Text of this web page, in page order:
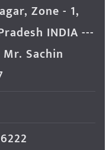
Zone - 1,
INDIA ---
Sachin